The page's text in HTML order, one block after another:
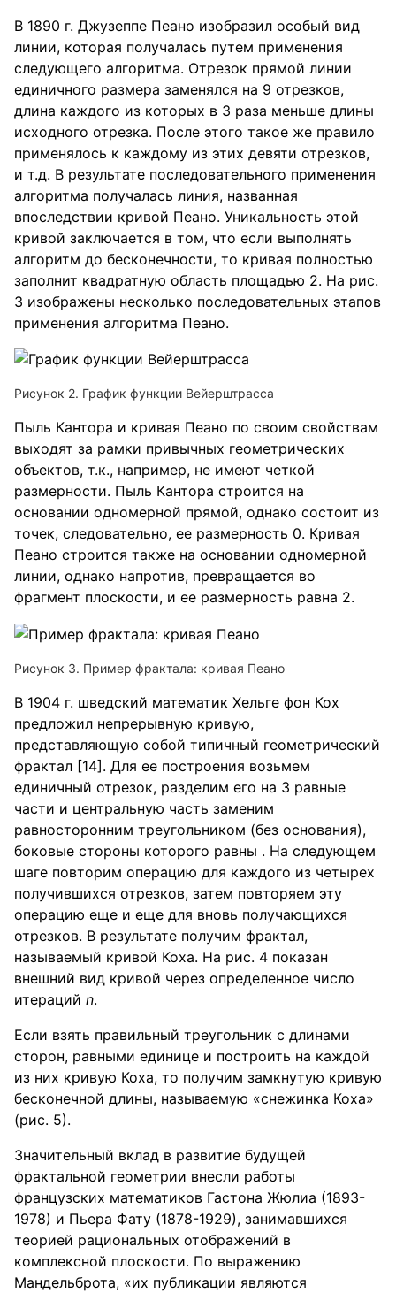
В 1890 г. Джузеппе Пеано изобразил особый вид
линии, которая получалась путем применения
следующего алгоритма. Отрезок прямой линии
единичного размера заменялся на 9 отрезков,
длина каждого из которых в 3 раза меньше длины
исходного отрезка. После этого такое же правило
применялось к каждому из этих девяти отрезков,
и т.д. В результате последовательного применения
алгоритма получалась линия, названная
впоследствии кривой Пеано. Уникальность этой
кривой заключается в том, что если выполнять
алгоритм до бесконечности, то кривая полностью
заполнит квадратную область площадью 2. На рис.
3 изображены несколько последовательных этапов
применения алгоритма Пеано.
Рисунок 2. График функции Вейерштрасса
Пыль Кантора и кривая Пеано по своим свойствам
выходят за рамки привычных геометрических
объектов, т.к., например, не имеют четкой
размерности. Пыль Кантора строится на
основании одномерной прямой, однако состоит из
точек, следовательно, ее размерность 0. Кривая
Пеано строится также на основании одномерной
линии, однако напротив, превращается во
фрагмент плоскости, и ее размерность равна 2.
Рисунок 3. Пример фрактала: кривая Пеано
В 1904 г. шведский математик Хельге фон Кох
предложил непрерывную кривую,
представляющую собой типичный геометрический
фрактал [14]. Для ее построения возьмем
единичный отрезок, разделим его на 3 равные
части и центральную часть заменим
равносторонним треугольником (без основания),
боковые стороны которого равны . На следующем
шаге повторим операцию для каждого из четырех
получившихся отрезков, затем повторяем эту
операцию еще и еще для вновь получающихся
отрезков. В результате получим фрактал,
называемый кривой Коха. На рис. 4 показан
внешний вид кривой через определенное число
итераций n.
Если взять правильный треугольник с длинами
сторон, равными единице и построить на каждой
из них кривую Коха, то получим замкнутую кривую
бесконечной длины, называемую «снежинка Коха»
(рис. 5).
Значительный вклад в развитие будущей
фрактальной геометрии внесли работы
французских математиков Гастона Жюлиа (1893-
1978) и Пьера Фату (1878-1929), занимавшихся
теорией рациональных отображений в
комплексной плоскости. По выражению
Мандельброта, «их публикации являются